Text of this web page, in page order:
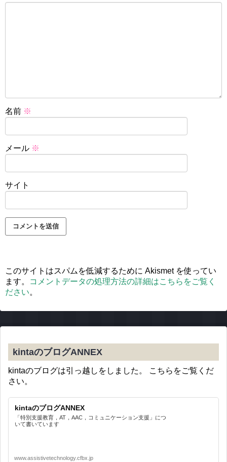
名前 ※
メール ※
サイト
このサイトはスパムを低減するために Akismet を使ってい
ます。
コメントデータの処理方法の詳細はこちらをご覧く
ださい。
kintaのブログANNEX
kintaのブログは引っ越しをしました。 こちらをご覧くだ
さい。
kintaのブログANNEX
「特別支援教育，AT，AAC，コミュニケーション支援」につ
いて書いています
www.assistivetechnology.cfbx.jp